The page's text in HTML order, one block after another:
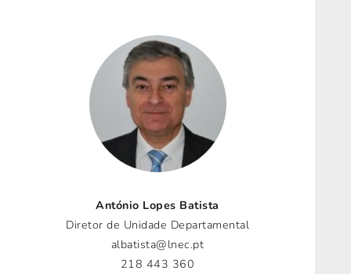
António Lopes Batista
Diretor de Unidade Departamental
albatista@lnec.pt
218 443 360